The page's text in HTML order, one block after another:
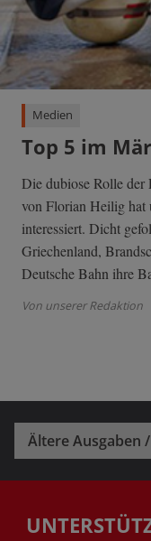
Medien
Top 5 im
Die dubiose Rolle der
von Florian Heilig hat
interessiert. Dicht
Griechenland,
Deutsche Bahn ihre
Von unserer Redaktion
Ältere Ausgaben